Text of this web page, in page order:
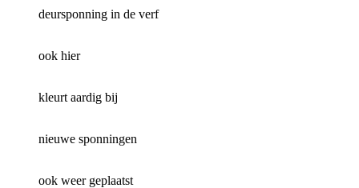
deursponning in de verf
ook hier
kleurt aardig bij
nieuwe sponningen
ook weer geplaatst